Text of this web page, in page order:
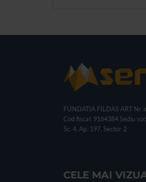
FUNDATIA FILDAS ART Nr
Cod fiscal: 9164384 Sediu
Sc. 4, Ap. 197, Sector 2
CELE MAI